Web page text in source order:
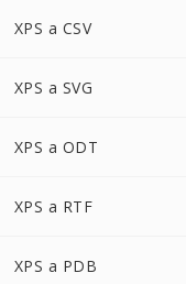
XPS a CSV
XPS a SVG
XPS a ODT
XPS a RTF
XPS a PDB